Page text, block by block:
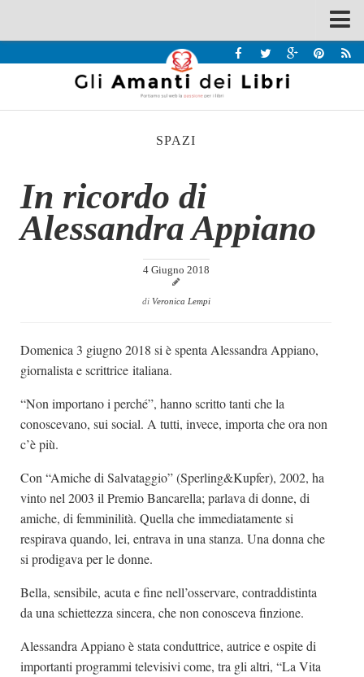
Recensioni
Interviste & Incontri
Chi siamo
Contatti
Chi siamo
Rassegna Stampa
Archivio
Autori
Generi
Case editrici
Partnership
Premio Chiara
A Tutto Volume
SPAZI
In ricordo di
Alessandra Appiano
4 Giugno 2018
di Veronica Lempi
Domenica 3 giugno 2018 si è spenta Alessandra Appiano,
giornalista e scrittrice italiana.
“Non importano i perché”, hanno scritto tanti che la
conoscevano, sui social. A tutti, invece, importa che ora non
c’è più.
Con “Amiche di Salvataggio” (Sperling&Kupfer), 2002, ha
vinto nel 2003 il Premio Bancarella; parlava di donne, di
amiche, di femminilità. Quella che immediatamente si
respirava quando, lei, entrava in una stanza. Una donna che
si prodigava per le donne.
Bella, sensibile, acuta e fine nell’osservare, contraddistinta
da una schiettezza sincera, che non conosceva finzione.
Alessandra Appiano è stata conduttrice, autrice e ospite di
importanti programmi televisivi come, tra gli altri, “La Vita